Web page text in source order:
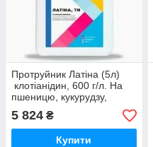
Протруйник Латіна (5л)
клотіанідин, 600 г/л. На
пшеницю, кукурудзу,
соняшник, цукровий буряк
5 824 ₴
Купити